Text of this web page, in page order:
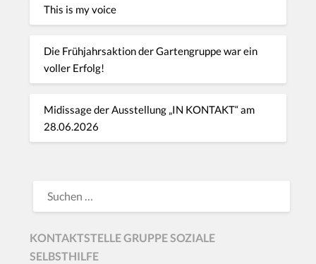
This is my voice
Die Frühjahrsaktion der Gartengruppe war ein
voller Erfolg!
Midissage der Ausstellung „IN KONTAKT“ am
28.06.2026
KONTAKTSTELLE GRUPPE SOZIALE
SELBSTHILFE